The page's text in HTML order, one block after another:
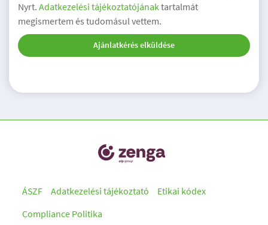
Nyrt. Adatkezelési tájékoztatójánaktartalmát
megismertem és tudomásul vettem.
Ajánlatkérés elküldése
ÁSZF Adatkezelési tájékoztató
Etikai kódex
Compliance Politika